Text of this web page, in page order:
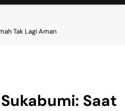
Tak Lagi Aman
Saat